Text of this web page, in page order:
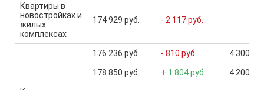
Квартиры в
новостройках и
жилых
комплексах
174 929 руб. - 2 117 руб.
176 236 руб. - 810 руб. 4 300
178 850 руб. + 1 804 руб. 4 200